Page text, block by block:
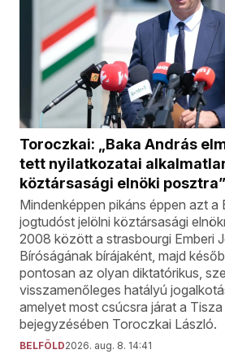
Toroczkai: „Baka András
tett nyilatkozatai
köztársasági elnöki posztra”
Mindenképpen pikáns éppen azt a
jogtudóst jelölni köztársasági
2008 között a strasbourgi Emberi
Bíróságának bírájaként, majd
pontosan az olyan diktatórikus,
visszamenőleges hatályú
amelyet most csúcsra járat a Tisza
bejegyzésében Toroczkai László.
BELFÖLD2026. aug. 8. 14:41